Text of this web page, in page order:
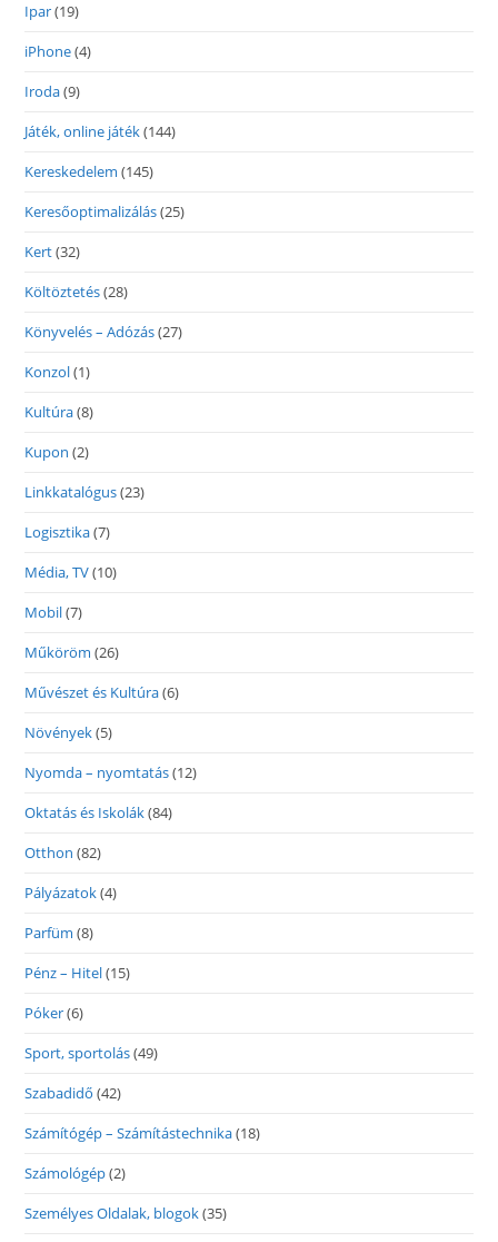
Ipar(19)
iPhone(4)
Iroda(9)
Játék, online játék(144)
Kereskedelem (145)
Keresőoptimalizálás(25)
Kert(32)
Költöztetés(28)
Könyvelés – Adózás(27)
Konzol(1)
Kultúra(8)
Kupon (2)
Linkkatalógus(23)
Logisztika(7)
Média, TV(10)
Mobil(7)
Műköröm (26)
Művészet és Kultúra(6)
Növények(5)
Nyomda – nyomtatás(12)
Oktatás és Iskolák(84)
Otthon (82)
Pályázatok(4)
Parfüm (8)
Pénz – Hitel(15)
Póker(6)
Sport, sportolás(49)
Szabadidő (42)
Számítógép – Számítástechnika(18)
Számológép(2)
Személyes Oldalak, blogok(35)